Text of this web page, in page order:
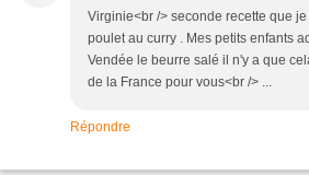
Virginie<br /> seconde recette que
poulet au curry . Mes petits enfants
Vendée le beurre salé il n'y a que
de la France pour vous<br /> ...
Répondre